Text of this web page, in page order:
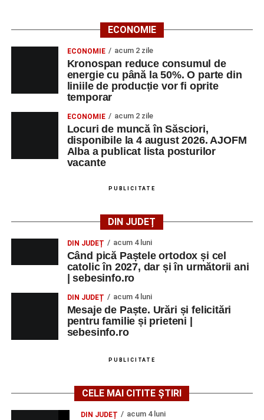
ECONOMIE
ECONOMIE acum 2 zile
Kronospan reduce consumul de
energie cu până la 50%. O parte din
liniile de producție vor fi oprite
temporar
ECONOMIE acum 2 zile
Locuri de muncă în Săsciori,
disponibile la 4 august 2026. AJOFM
Alba a publicat lista posturilor
vacante
PUBLICITATE
DIN JUDEȚ
DIN JUDEȚ acum 4 luni
Când pică Paștele ortodox și cel
catolic în 2027, dar și în următorii ani
| sebesinfo.ro
DIN JUDEȚ acum 4 luni
Mesaje de Paște. Urări și felicitări
pentru familie și prieteni |
sebesinfo.ro
PUBLICITATE
CELE MAI CITITE ȘTIRI
DIN JUDEȚ acum 4 luni